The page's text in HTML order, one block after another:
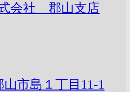
会社 郡山支店
市島１丁目11-1